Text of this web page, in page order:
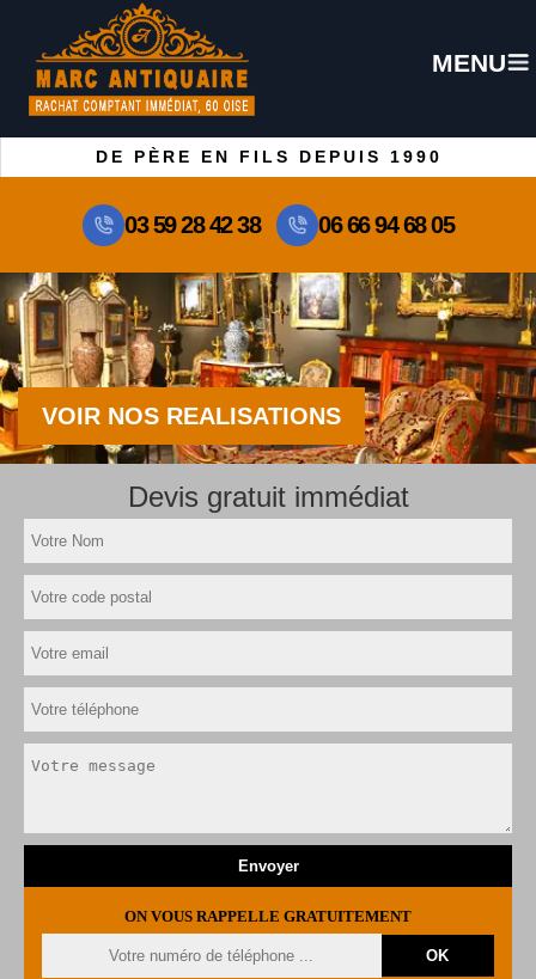
MENU
DE PÈRE EN FILS DEPUIS 1990
03 59 28 42 38 06 66 94 68 05
VOIR NOS REALISATIONS
Devis gratuit immédiat
ON VOUS RAPPELLE GRATUITEMENT